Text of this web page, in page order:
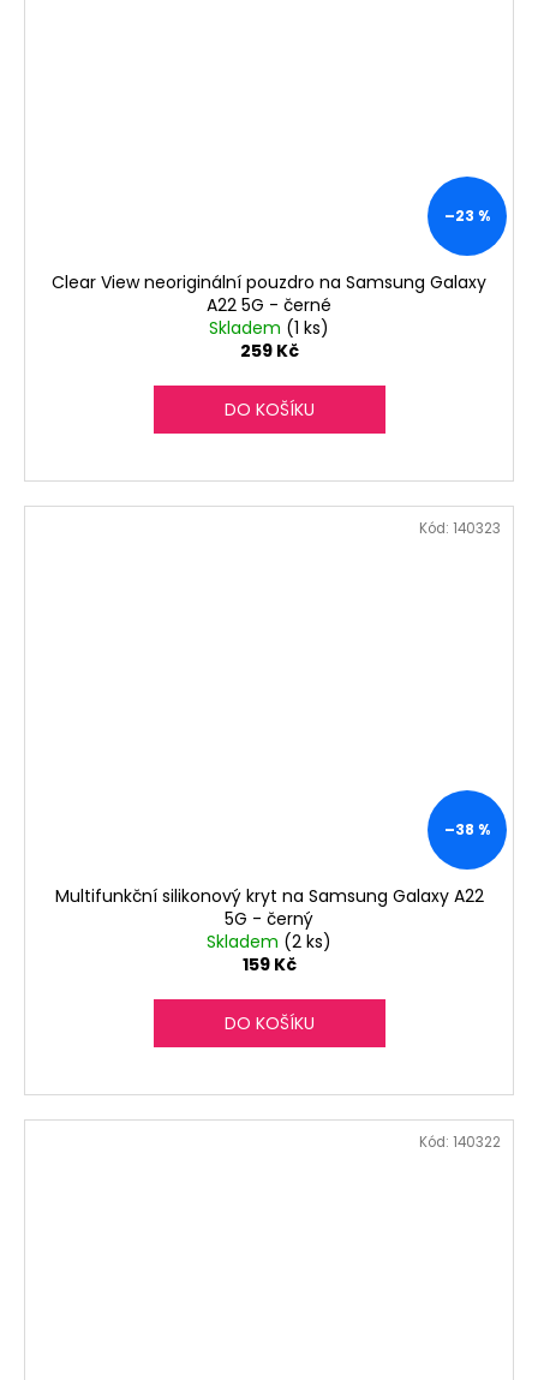
–23 %
Clear View neoriginální pouzdro na Samsung Galaxy
A22 5G - černé
Skladem (1 ks)
259 Kč
DO KOŠÍKU
–38 %
Multifunkční silikonový kryt na Samsung Galaxy A22
5G - černý
Skladem (2 ks)
159 Kč
DO KOŠÍKU
Kód: 140323
Kód: 140322